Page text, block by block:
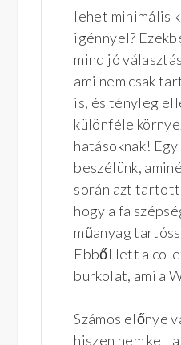
lehet minimális
igénnyel?
mind jó
ami nem csak
is, és tényleg
különféle
hatásoknak!
beszélünk,
során azt
hogy a fa
műanyag
Ebből lett a co-
burkolat, ami a
Számos előnye
hiszen nem kell